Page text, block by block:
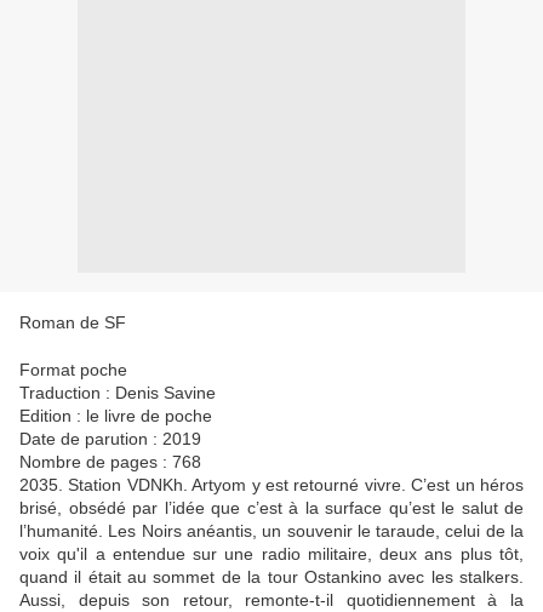
Roman de SF
Format poche
Traduction : Denis Savine
Edition : le livre de poche
Date de parution : 2019
Nombre de pages : 768
2035. Station VDNKh. Artyom y est retourné vivre. C’est un héros
brisé, obsédé par l’idée que c’est à la surface qu’est le salut de
l’humanité. Les Noirs anéantis, un souvenir le taraude, celui de la
voix qu'il a entendue sur une radio militaire, deux ans plus tôt,
quand il était au sommet de la tour Ostankino avec les stalkers.
Aussi, depuis son retour, remonte-t-il quotidiennement à la